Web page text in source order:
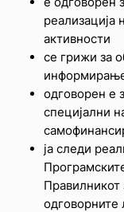
реализација
активности
се грижи за
одговорен е
специјални
ја следи
Правилникот
одговорните